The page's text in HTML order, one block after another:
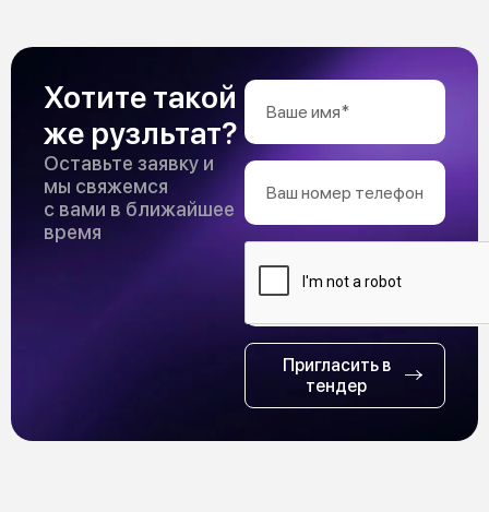
Хотите такой
же рузльтат?
Оставьте заявку и
мы свяжемся
с вами в ближайшее
время
Пригласить в
тендер